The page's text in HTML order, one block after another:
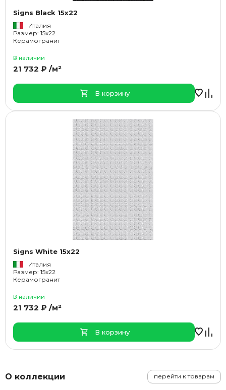
О коллекции перейти к товарам
Signs Black 15x22
Италия
Размер: 15x22
Керамогранит
В наличии
21 732 ₽ /м²
В корзину
Signs White 15x22
Италия
Размер: 15x22
Керамогранит
В наличии
21 732 ₽ /м²
В корзину